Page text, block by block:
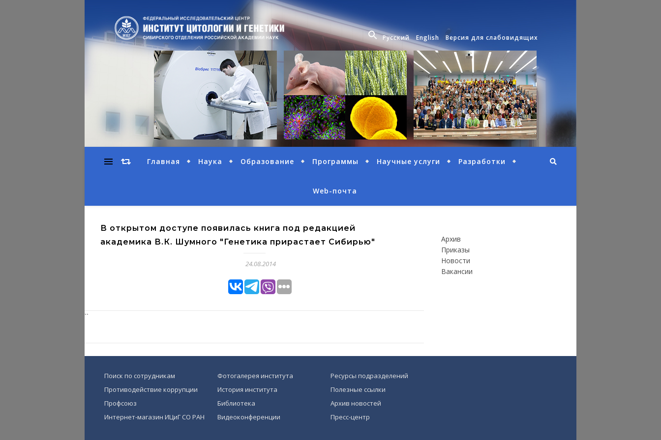
Русский English Версия для слабовидящих
Главная Наука Образование Программы Научные услуги Разработки
Web-почта
В открытом доступе появилась книга под редакцией
академика В.К. Шумного "Генетика прирастает Сибирью"
24.08.2014
``
Архив
Приказы
Новости
Вакансии
Поиск по сотрудникам
Противодействие коррупции
Профсоюз
Интернет-магазин ИЦиГ СО РАН
Фотогалерея института
История института
Библиотека
Видеоконференции
Ресурсы подразделений
Полезные ссылки
Архив новостей
Пресс-центр